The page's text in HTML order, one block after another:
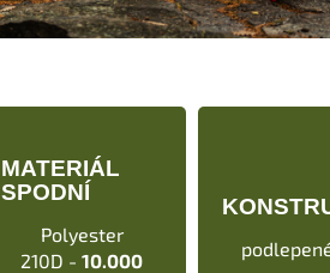
MATERIÁL
SPODNÍ
Polyester
210D -10.000